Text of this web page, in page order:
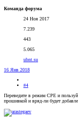
Команда форума
24 Ноя 2017
7.239
443
5.065
ubnt.su
16 Янв 2018
#4
Переведите в режим СРЕ и
прошивкой и вряд-ли будет